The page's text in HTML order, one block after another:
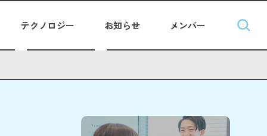
テクノロジー お知らせ メンバー